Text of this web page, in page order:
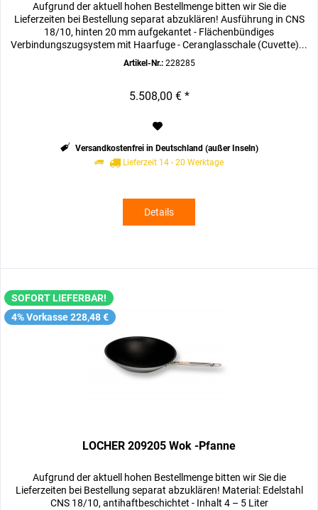
Aufgrund der aktuell hohen Bestellmenge bitten wir Sie die
Lieferzeiten bei Bestellung separat abzuklären! Ausführung in CNS
18/10, hinten 20 mm aufgekantet - Flächenbündiges
Verbindungszugsystem mit Haarfuge - Ceranglasschale (Cuvette)...
Artikel-Nr.:228285
5.508,00 € *
Versandkostenfrei in Deutschland (außer Inseln)
Lieferzeit 14 - 20 Werktage
Details
SOFORT LIEFERBAR!
4% Vorkasse 228,48 €
LOCHER 209205 Wok -Pfanne
Aufgrund der aktuell hohen Bestellmenge bitten wir Sie die
Lieferzeiten bei Bestellung separat abzuklären! Material: Edelstahl
CNS 18/10, antihaftbeschichtet - Inhalt 4 – 5 Liter